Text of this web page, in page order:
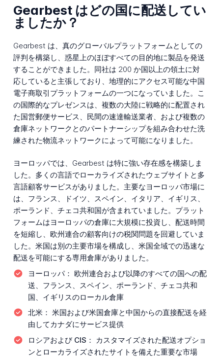
Gearbest はどの国に配送してい
ましたか？
Gearbest は、真のグローバルプラットフォームとしての
評判を構築し、惑星上のほぼすべての目的地に製品を発送
することができました。同社は 200 か国以上の領土に対
応していると主張しており、地理的にアクセス可能な中国
電子商取引プラットフォームの一つになっていました。こ
の国際的なプレゼンスは、複数の大陸に戦略的に配置され
た国営郵便サービス、民間の速達輸送業者、および複数の
倉庫ネットワークとのパートナーシップを組み合わせた洗
練された物流ネットワークによって可能になりました。
ヨーロッパでは、Gearbest は特に強い存在感を構築しま
した。多くの言語でローカライズされたウェブサイトと多
言語顧客サービスがありました。主要なヨーロッパ市場に
は、フランス、ドイツ、スペイン、イタリア、イギリス、
ポーランド、チェコ共和国が含まれていました。プラット
フォームはヨーロッパの倉庫に大規模に投資し、配送時間
を短縮し、欧州連合の顧客向けの税関問題を回避していま
した。米国は別の主要市場を構成し、米国全域での迅速な
配送を可能にする専用倉庫がありました。
ヨーロッパ： 欧州連合および以降のすべての国への配
送、フランス、スペイン、ポーランド、チェコ共和
国、イギリスのローカル倉庫
北米： 米国および米国倉庫と中国からの直接配送を経
由してカナダにサービス提供
ロシアおよび CIS：
カスタマイズされた配送オプショ
ンとローカライズされたサイトを備えた重要な市場